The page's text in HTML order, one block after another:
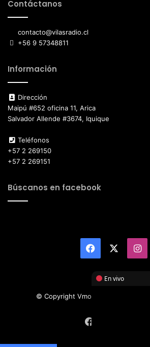
Contáctanos
contacto@vilasradio.cl
+56 9 57348811
Información
Dirección
Maipú #652 oficina 11, Arica
Salvador Allende #3674, Iquique
Teléfonos
+57 2 269150
+57 2 269151
Búscanos en facebook
Facebook
© Copyright Vmotor TI 2026, All
En vivo